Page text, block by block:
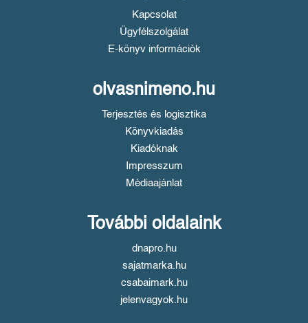
Kapcsolat
Ügyfélszolgálat
E-könyv információk
olvasnimeno.hu
Terjesztés és logisztika
Könyvkiadás
Kiadóknak
Impresszum
Médiaajánlat
További oldalaink
dnapro.hu
sajatmarka.hu
csabaimark.hu
jelenvagyok.hu